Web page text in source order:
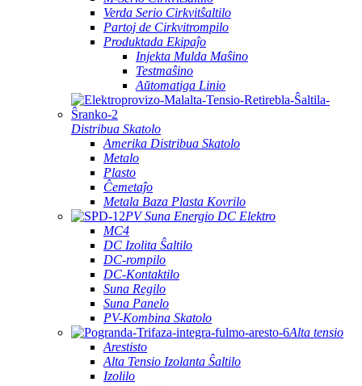
Verda Serio Cirkvitŝaltilo
Partoj de Cirkvitrompilo
Produktada Ekipaĵo
Injekta Mulda Maŝino
Testmaŝino
Aŭtomatiga Linio
Distribua Skatolo
Amerika Distribua Skatolo
Metalo
Plasto
Ĉemetaĵo
Metala Baza Plasta Kovrilo
PV Suna Energio DC Elektro
MC4
DC Izolita Ŝaltilo
DC-rompilo
DC-Kontaktilo
Suna Regilo
Suna Panelo
PV-Kombina Skatolo
Alta tensio
Arestisto
Alta Tensio Izolanta Ŝaltilo
Izolilo